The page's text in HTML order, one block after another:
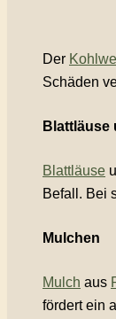
Der
Schäden
Blattläuse
Blattläuse
Befall. Bei
Mulchen
Mulch aus
fördert ein